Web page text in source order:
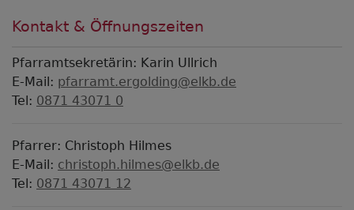
Kontakt & Öffnungszeiten
Pfarramtsekretärin: Karin Ullrich
E-Mail: pfarramt.ergolding@elkb.de
Tel: 0871 43071 0
Pfarrer: Christoph Hilmes
E-Mail: christoph.hilmes@elkb.de
Tel: 0871 43071 12